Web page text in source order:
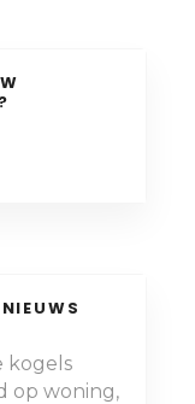
kogels
op woning,